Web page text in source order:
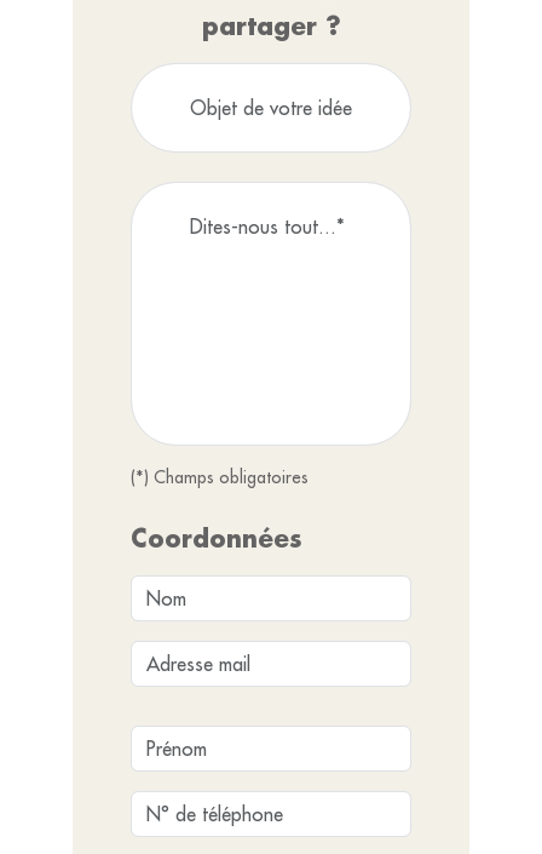
partager ?
(*) Champs obligatoires
Coordonnées